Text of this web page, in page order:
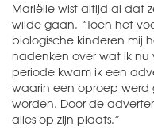
Mariëlle wist altijd al dat
wilde gaan. “Toen het
biologische kinderen mij
nadenken over wat ik nu
periode kwam ik een
waarin een oproep
worden. Door de
alles op zijn plaats.”